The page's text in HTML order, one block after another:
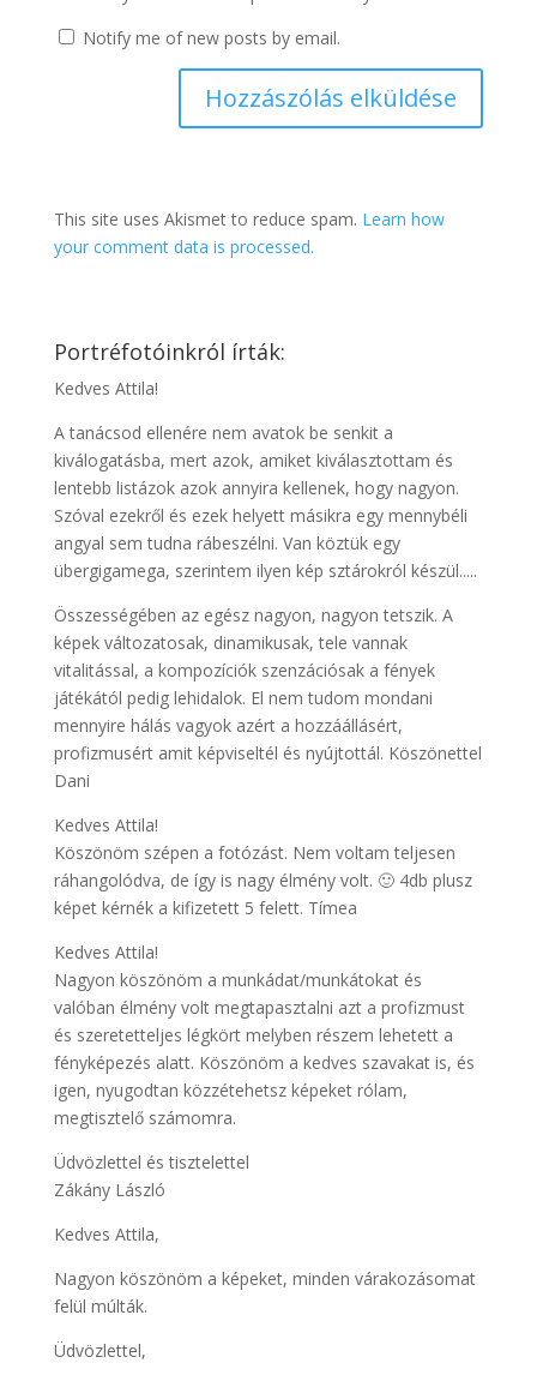
Notify me of new posts by email.
This site uses Akismet to reduce spam. Learn how
your comment data is processed.
Portréfotóinkról írták:
Kedves Attila!
A tanácsod ellenére nem avatok be senkit a
kiválogatásba, mert azok, amiket kiválasztottam és
lentebb listázok azok annyira kellenek, hogy nagyon.
Szóval ezekről és ezek helyett másikra egy mennybéli
angyal sem tudna rábeszélni. Van köztük egy
übergigamega, szerintem ilyen kép sztárokról készül.....
Összességében az egész nagyon, nagyon tetszik. A
képek változatosak, dinamikusak, tele vannak
vitalitással, a kompozíciók szenzációsak a fények
játékától pedig lehidalok. El nem tudom mondani
mennyire hálás vagyok azért a hozzáállásért,
profizmusért amit képviseltél és nyújtottál. Köszönettel
Dani
Kedves Attila!
Köszönöm szépen a fotózást. Nem voltam teljesen
ráhangolódva, de így is nagy élmény volt. 🙂 4db plusz
képet kérnék a kifizetett 5 felett. Tímea
Kedves Attila!
Nagyon köszönöm a munkádat/munkátokat és
valóban élmény volt megtapasztalni azt a profizmust
és szeretetteljes légkört melyben részem lehetett a
fényképezés alatt. Köszönöm a kedves szavakat is, és
igen, nyugodtan közzétehetsz képeket rólam,
megtisztelő számomra.
Üdvözlettel és tisztelettel
Zákány László
Kedves Attila,
Nagyon köszönöm a képeket, minden várakozásomat
felül múlták.
Üdvözlettel,